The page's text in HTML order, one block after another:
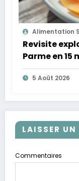
Alimentation
Revisite
Parme en 15
5 Août 2026
LAISSER
Commentaires